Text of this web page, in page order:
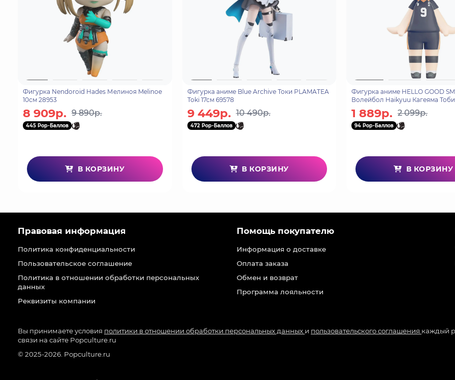
Фигурка Nendoroid Hades Мелиноя Melinoe
10см 28953
8 909р. 9 890р.
445 Pop-Баллов
В КОРЗИНУ
Фигурка аниме Blue Archive Токи PLAMATEA
Toki 17см 69578
9 449р. 10 490р.
472 Pop-Баллов
В КОРЗИНУ
Фигурка аниме HELLO GOOD
Волейбол Haikyuu Кагеяма
1 889р. 2 099р.
94 Pop-Баллов
В КОРЗИНУ
Правовая информация
Политика конфиденциальности
Пользовательское соглашение
Политика в отношении обработки персональных
данных
Реквизиты компании
Помощь покупателю
Информация о доставке
Оплата заказа
Обмен и возврат
Программа лояльности
Вы принимаете условия политики в отношении обработки персональных данных и пользовательского соглашения каждый
связи на сайте Popculture.ru
© 2025-2026. Popculture.ru